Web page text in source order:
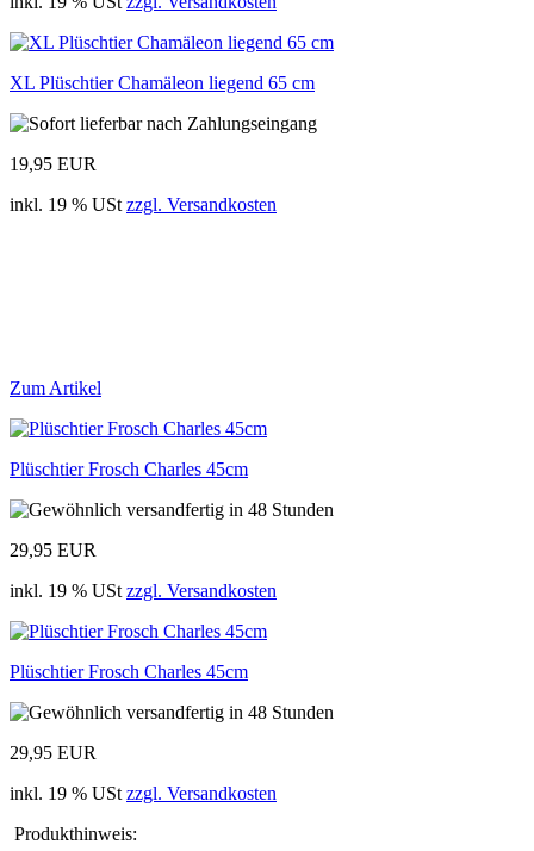
XL Plüschtier Chamäleon liegend 65 cm
19,95 EUR
inkl. 19 % USt zzgl. Versandkosten
Zum Artikel
Plüschtier Frosch Charles 45cm
29,95 EUR
inkl. 19 % USt zzgl. Versandkosten
Plüschtier Frosch Charles 45cm
29,95 EUR
inkl. 19 % USt zzgl. Versandkosten
Produkthinweis: